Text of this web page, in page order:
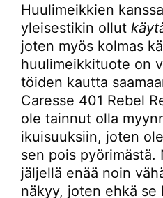
Huulimeikkien
yleisestikin ollut
joten myös kolmas
huulimeikkituote on
töiden kautta
Caresse 401 Rebel
ole tainnut olla
ikuisuuksiin, joten
sen pois pyörimästä.
jäljellä enää noin
näkyy, joten ehkä se